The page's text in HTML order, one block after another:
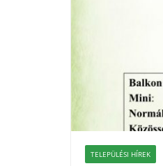
TELEPÜLÉSI HÍREK